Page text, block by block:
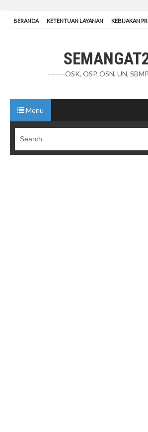
BERANDA KETENTUAN LAYANAN KEBIJAKAN
-------OSK, OSP, OSN, UN,
Menu